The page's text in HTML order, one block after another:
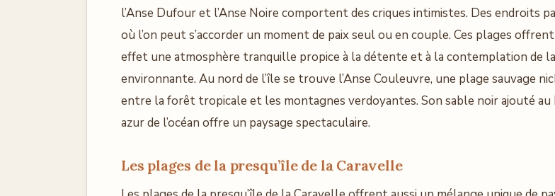
l’Anse Dufour et l’Anse Noire comportent des criques intimistes. Des endroits
où l’on peut s’accorder un moment de paix seul ou en couple. Ces plages
effet une atmosphère tranquille propice à la détente et à la contemplation de
environnante. Au nord de l’île se trouve l’Anse Couleuvre, une plage sauvage
entre la forêt tropicale et les montagnes verdoyantes. Son sable noir ajouté au
azur de l’océan offre un paysage spectaculaire.
Les plages de la presqu’île de la Caravelle